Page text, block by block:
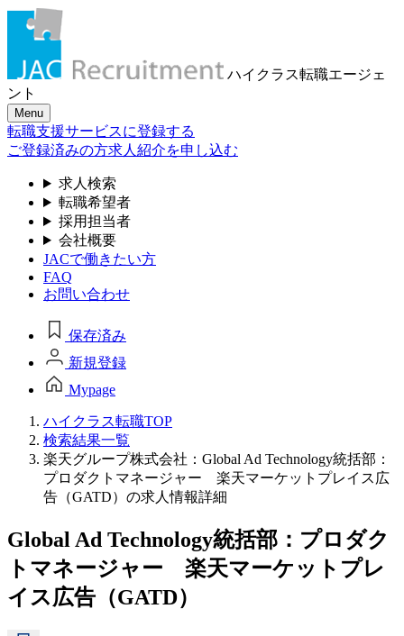
ハイクラス転職エージェ
ント
Menu
転職支援サービスに登録する
ご登録済みの方求人紹介を申し込む
求人検索
転職希望者
採用担当者
会社概要
JACで働きたい方
FAQ
お問い合わせ
保存済み
新規登録
Mypage
ハイクラス転職TOP
検索結果一覧
楽天グループ株式会社：Global Ad Technology統括部：
プロダクトマネージャー 楽天マーケットプレイス広
告（GATD）の求人情報詳細
Global Ad Technology統括部：プロダク
トマネージャー 楽天マーケットプレ
イス広告（GATD）